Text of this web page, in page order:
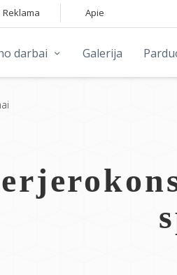
darbai Galerija
Reklama Apie